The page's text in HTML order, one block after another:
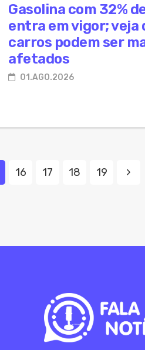
Gasolina com 32%
entra em vigor; veja
carros podem ser
afetados
01.AGO.2026
16 17 18 19